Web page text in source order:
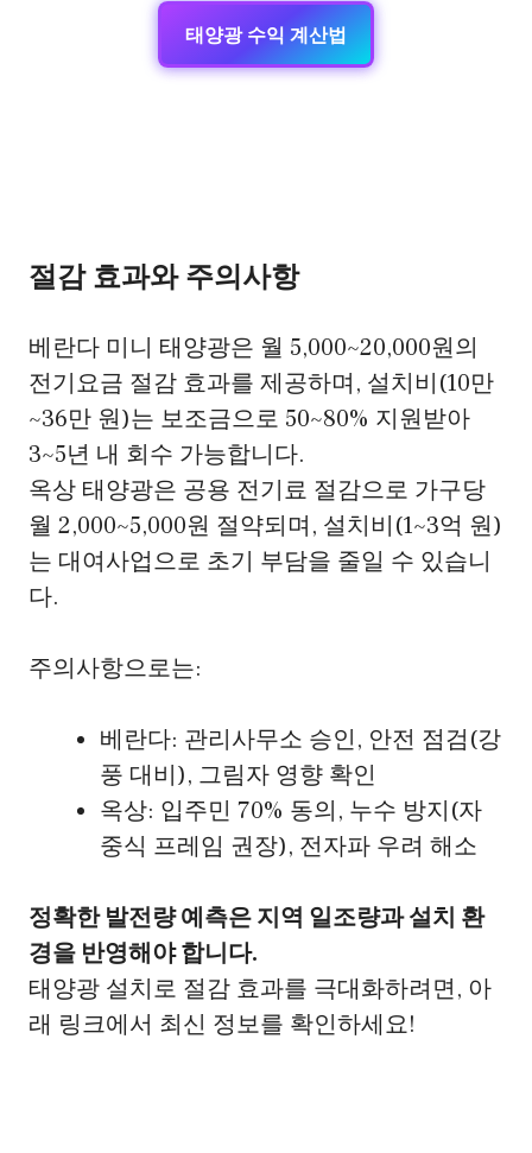
태양광 수익 계산법
절감 효과와 주의사항
베란다 미니 태양광은 월 5,000~20,000원의
전기요금 절감 효과를 제공하며, 설치비(10만
~36만 원)는 보조금으로 50~80% 지원받아
3~5년 내 회수 가능합니다.
옥상 태양광은 공용 전기료 절감으로 가구당
월 2,000~5,000원 절약되며, 설치비(1~3억 원)
는 대여사업으로 초기 부담을 줄일 수 있습니
다.
주의사항으로는:
베란다: 관리사무소 승인, 안전 점검(강
풍 대비), 그림자 영향 확인
옥상: 입주민 70% 동의, 누수 방지(자
중식 프레임 권장), 전자파 우려 해소
정확한 발전량 예측은 지역 일조량과 설치 환
경을 반영해야 합니다.
태양광 설치로 절감 효과를 극대화하려면, 아
래 링크에서 최신 정보를 확인하세요!